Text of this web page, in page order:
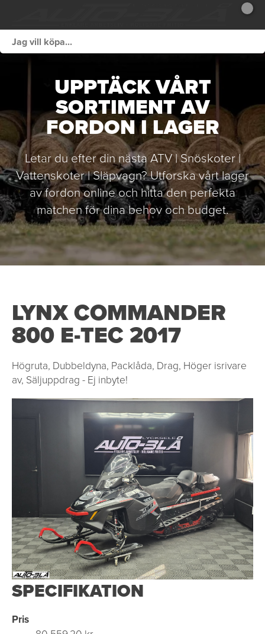
UPPTÄCK VÅRT
SORTIMENT AV
FORDON I LAGER
Letar du efter din nästa ATV | Snöskoter |
Vattenskoter | Släpvagn? Utforska vårt lager
av fordon online och hitta den perfekta
matchen för dina behov och budget.
LYNX COMMANDER
800 E-TEC 2017
Högruta, Dubbeldyna, Packlåda, Drag, Höger isrivare
av, Säljuppdrag - Ej inbyte!
SPECIFIKATION
Pris